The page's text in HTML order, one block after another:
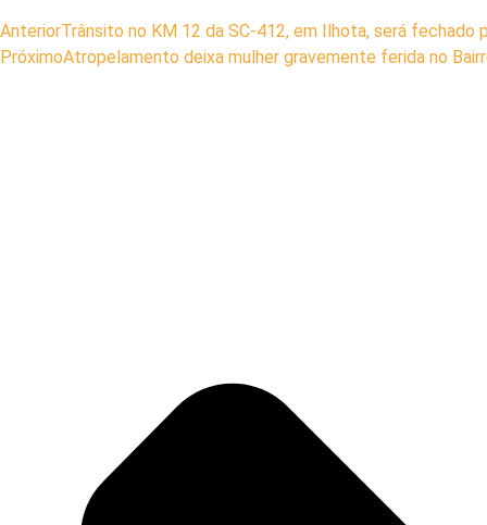
AnteriorTrânsito no KM 12 da SC-412, em Ilhota, será fechado
PróximoAtropelamento deixa mulher gravemente ferida no